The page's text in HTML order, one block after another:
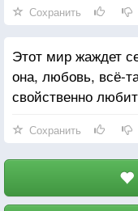
Сохранить
Этот мир жаждет
она, любовь, всё-
свойственно
Сохранить